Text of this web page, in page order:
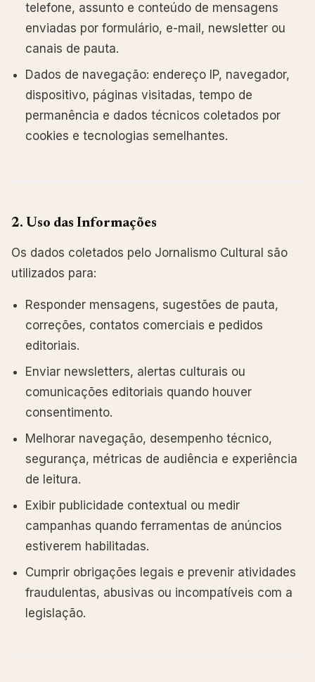
telefone, assunto e conteúdo de mensagens
enviadas por formulário, e-mail, newsletter ou
canais de pauta.
Dados de navegação: endereço IP, navegador,
dispositivo, páginas visitadas, tempo de
permanência e dados técnicos coletados por
cookies e tecnologias semelhantes.
2. Uso das Informações
Os dados coletados pelo Jornalismo Cultural são
utilizados para:
Responder mensagens, sugestões de pauta,
correções, contatos comerciais e pedidos
editoriais.
Enviar newsletters, alertas culturais ou
comunicações editoriais quando houver
consentimento.
Melhorar navegação, desempenho técnico,
segurança, métricas de audiência e experiência
de leitura.
Exibir publicidade contextual ou medir
campanhas quando ferramentas de anúncios
estiverem habilitadas.
Cumprir obrigações legais e prevenir atividades
fraudulentas, abusivas ou incompatíveis com a
legislação.